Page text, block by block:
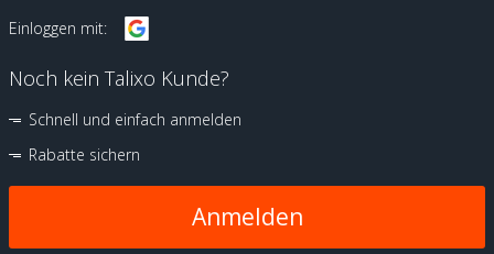
Einloggen mit:
Noch kein Talixo Kunde?
Schnell und einfach anmelden
Rabatte sichern
Anmelden